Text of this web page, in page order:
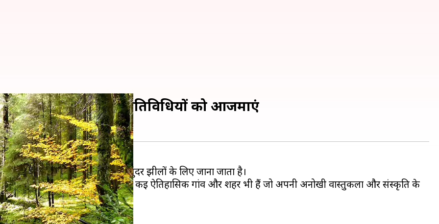
बनाने के लिए इन 5 गतिविधियों को आजमाएं
घनी हरियाली, ऊंचे पहाड़ों और सुंदर झीलों के लिए जाना जाता है।
आकर्षित करता है। ब्लैक फॉरेस्ट में कई ऐतिहासिक गांव और शहर भी हैं जो अपनी अनोखी वास्तुकला और संस्कृति के